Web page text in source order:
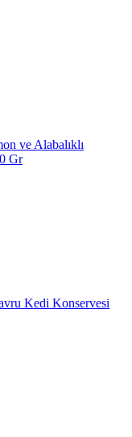
ve Alabalıklı
Gr
Kedi Konservesi